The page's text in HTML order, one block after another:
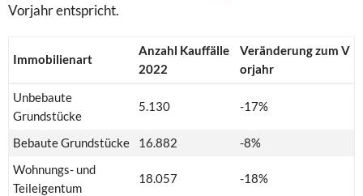
Vorjahr entspricht.
Immobilienart
Anzahl Kauffälle
2022
Veränderung zum V
orjahr
Unbebaute
Grundstücke
5.130 -17%
Bebaute Grundstücke 16.882
-8%
Wohnungs- und
Teileigentum
18.057 -18%